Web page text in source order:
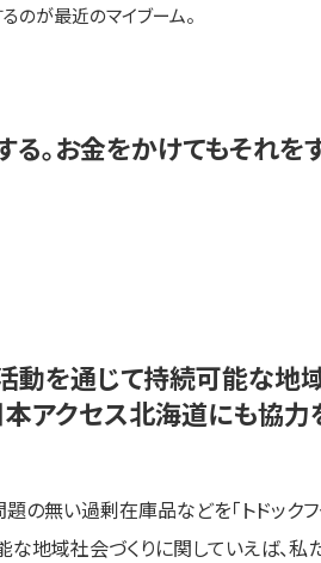
のが最近のマイブーム。
。お金をかけてもそれを
を通じて持続可能な地
本アクセス北海道にも協
の無い過剰在庫品などを「トドック
な地域社会づくりに関していえば、